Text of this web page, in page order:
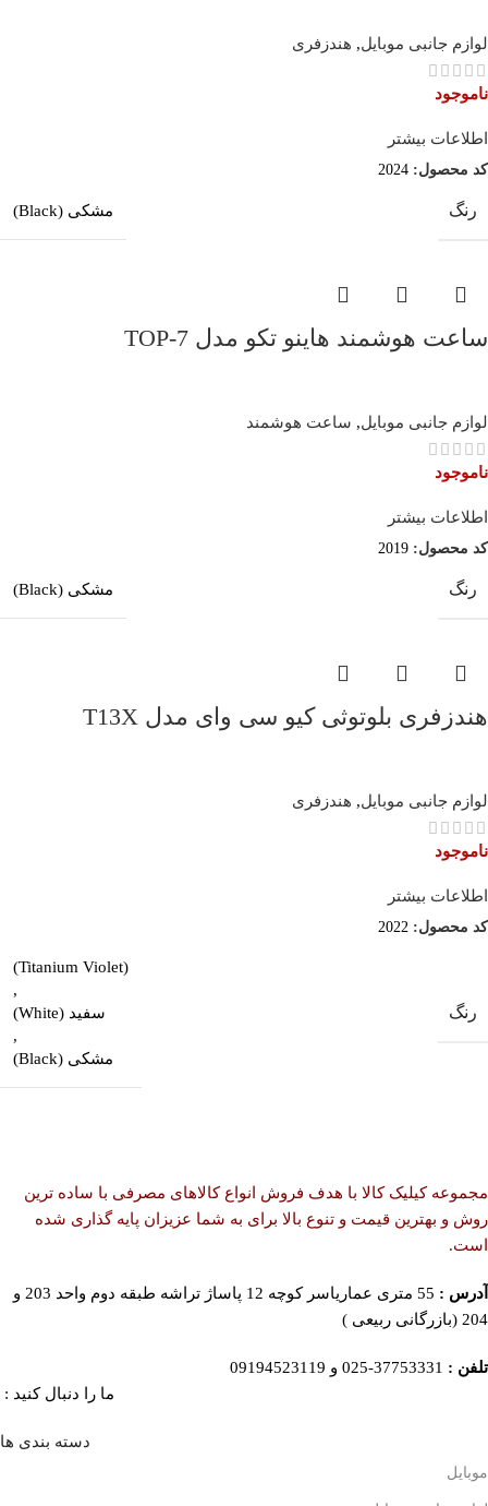
لوازم جانبی موبایل, هندزفری
ناموجود
اطلاعات بیشتر
کد محصول: 2024
رنگ مشکی (Black)
ساعت هوشمند هاینو تکو مدل TOP-7
لوازم جانبی موبایل, ساعت هوشمند
ناموجود
اطلاعات بیشتر
کد محصول: 2019
رنگ مشکی (Black)
هندزفری بلوتوثی کیو سی وای مدل T13X
لوازم جانبی موبایل, هندزفری
ناموجود
اطلاعات بیشتر
کد محصول: 2022
رنگ
(Titanium Violet)
,
سفید (White)
,
مشکی (Black)
مجموعه کیلیک کالا با هدف فروش انواع کالاهای مصرفی با ساده ترین
روش و بهترین قیمت و تنوع بالا برای به شما عزیزان پایه گذاری شده
است.
آدرس :
55 متری عماریاسر کوچه 12 پاساژ تراشه طبقه دوم واحد 203 و
204 (بازرگانی ربیعی )
تلفن : 37753331-025 و 09194523119
ما را دنبال کنید :
دسته بندی ها
موبایل